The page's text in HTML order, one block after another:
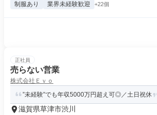
制服あり 業界未経験歓迎 +22個
正社員
売らない営業
株式会社Ｅｖｏ
”未経験”でも年収5000万円超え可◎／土日祝休
滋賀県草津市渋川